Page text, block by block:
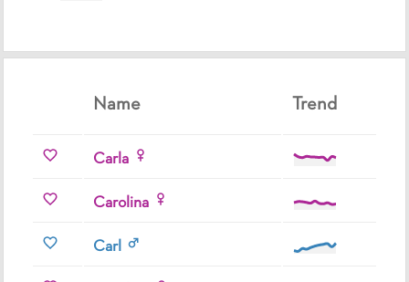
Name Trend
Carla
Carolina
Carl